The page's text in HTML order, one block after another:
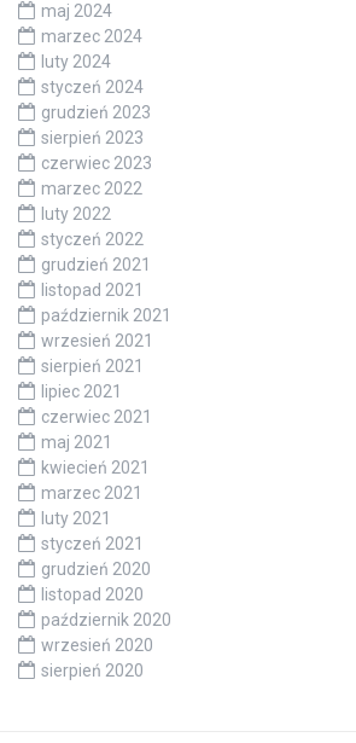
maj 2024
marzec 2024
luty 2024
styczeń 2024
grudzień 2023
sierpień 2023
czerwiec 2023
marzec 2022
luty 2022
styczeń 2022
grudzień 2021
listopad 2021
październik 2021
wrzesień 2021
sierpień 2021
lipiec 2021
czerwiec 2021
maj 2021
kwiecień 2021
marzec 2021
luty 2021
styczeń 2021
grudzień 2020
listopad 2020
październik 2020
wrzesień 2020
sierpień 2020